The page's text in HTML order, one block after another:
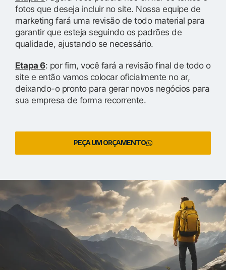
fotos que deseja incluir no site. Nossa equipe de
marketing fará uma revisão de todo material para
garantir que esteja seguindo os padrões de
qualidade, ajustando se necessário.
Etapa 6: por fim, você fará a revisão final de todo o
site e então vamos colocar oficialmente no ar,
deixando-o pronto para gerar novos negócios para
sua empresa de forma recorrente.
PEÇA UM ORÇAMENTO